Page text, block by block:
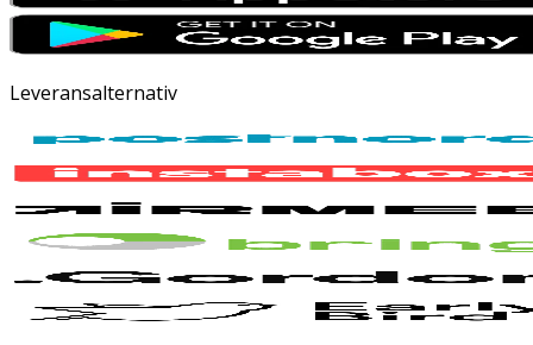
Leveransalternativ